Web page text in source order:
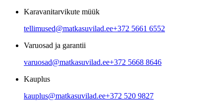
Karavanitarvikute müük
tellimused@matkasuvilad.ee+372 5661 6552
Varuosad ja garantii
varuosad@matkasuvilad.ee+372 5668 8646
Kauplus
kauplus@matkasuvilad.ee+372 520 9827